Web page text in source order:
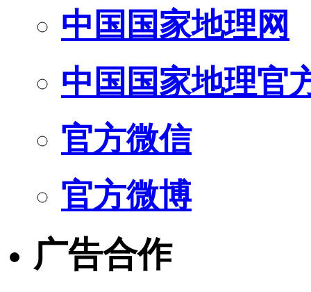
中国国家地理网
中国国家地理官
官方微信
官方微博
广告合作